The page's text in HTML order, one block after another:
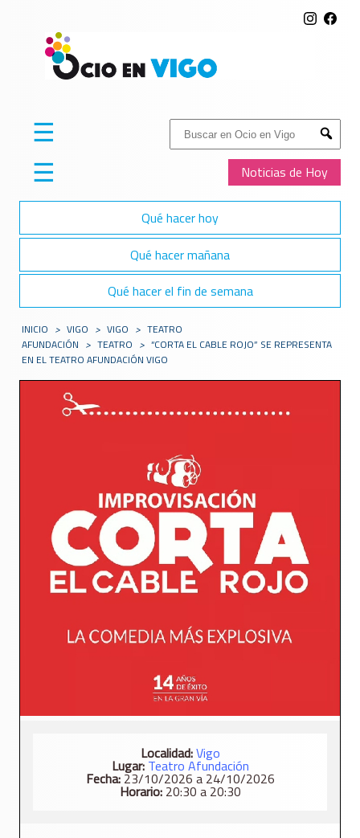
Buscar:
Submit
Noticias de Hoy
☰
☰
Qué hacer hoy
Qué hacer mañana
Qué hacer el fin de semana
INICIO > VIGO > VIGO > TEATRO
AFUNDACIÓN > TEATRO > “CORTA EL CABLE ROJO” SE REPRESENTA
EN EL TEATRO AFUNDACIÓN VIGO
Localidad:Vigo
Lugar: Teatro Afundación
Fecha:23/10/2026 a 24/10/2026
Horario:20:30 a 20:30